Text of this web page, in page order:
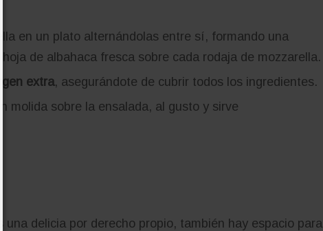
en un plato alternándolas entre sí, formando una
de albahaca fresca sobre cada rodaja de mozzarella.
extra, asegurándote de cubrir todos los ingredientes.
molida sobre la ensalada, al gusto y sirve
una delicia por derecho propio, también hay espacio para